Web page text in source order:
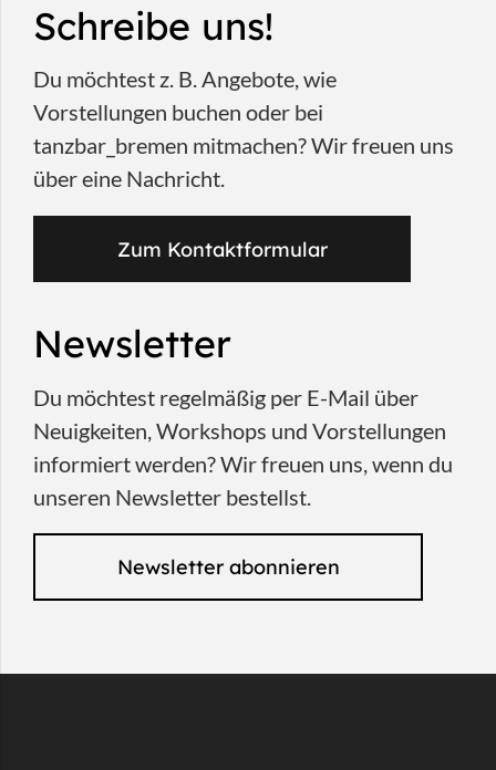
Schreibe uns!
Du möchtest z. B. Angebote, wie
Vorstellungen buchen oder bei
tanzbar_bremen mitmachen? Wir freuen uns
über eine Nachricht.
Zum Kontaktformular
Newsletter
Du möchtest regelmäßig per E-Mail über
Neuigkeiten, Workshops und Vorstellungen
informiert werden? Wir freuen uns, wenn du
unseren Newsletter bestellst.
Newsletter abonnieren